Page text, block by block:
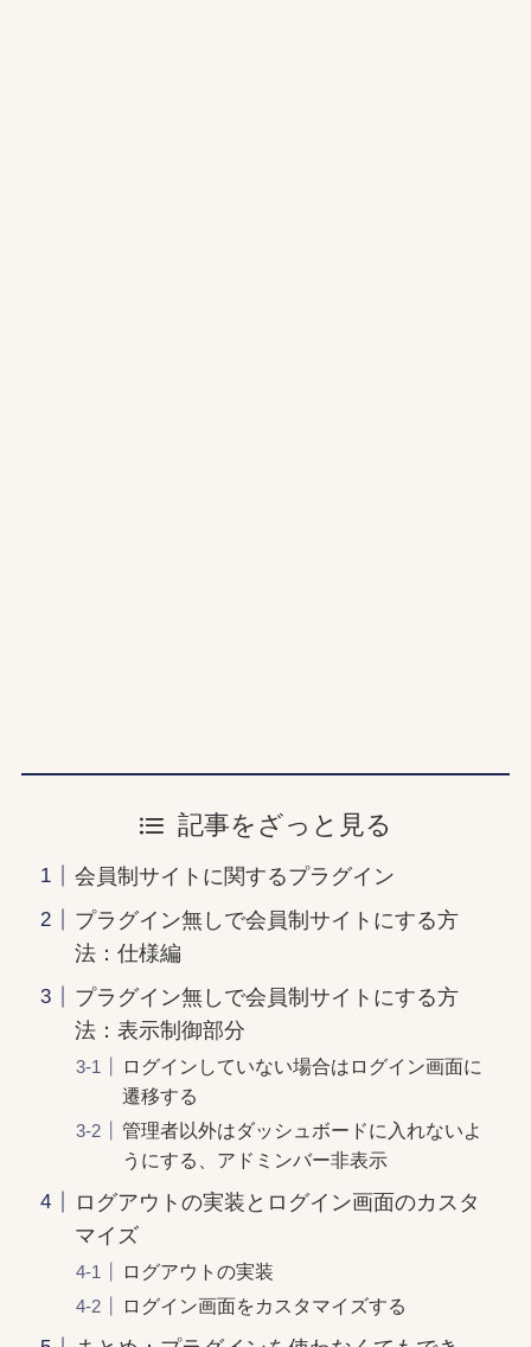
記事をざっと見る
会員制サイトに関するプラグイン
プラグイン無しで会員制サイトにする方
法：仕様編
プラグイン無しで会員制サイトにする方
法：表示制御部分
ログインしていない場合はログイン画面に
遷移する
管理者以外はダッシュボードに入れないよ
うにする、アドミンバー非表示
ログアウトの実装とログイン画面のカスタ
マイズ
ログアウトの実装
ログイン画面をカスタマイズする